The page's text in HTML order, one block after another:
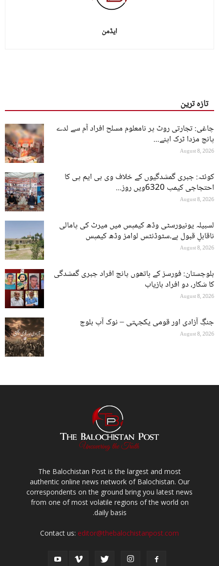
ایڈمن
تازہ ترین
چاغی: تجارتی روٹ پر نامعلوم مسلح افراد آم سے لدے
پانچ مزدا ٹرک اپنے...
August 8, 2026
کوئٹہ: جبری گمشدگیوں کے خلاف وی بی ایم پی کا
احتجاجی کیمپ 6320ویں روز...
August 8, 2026
لسبیلہ یونیورسٹی وڈھ کیمپس میں میرٹ کی پامالی
ناقابلِ قبول ہے۔سٹوڈنٹس لوامز وڈھ کیمپس
August 8, 2026
بلوچستان: فورسز کے ہاتھوں پانچ افراد جبری گمشدگی
کا شکار، دو افراد بازیاب
August 8, 2026
جنگِ آزادی اور قومی یکجہتی – نوک آپ بلوچ
August 8, 2026
The Balochistan Post is the largest and most
authentic online news network of Balochistan. Our
correspondents on the ground bring you latest news
from one of most volatile regions of the world on
daily basis.
Contact us: editor@thebalochistanpost.com